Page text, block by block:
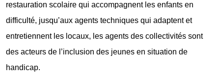
restauration scolaire qui accompagnent les enfants en
difficulté, jusqu’aux agents techniques qui adaptent et
entretiennent les locaux, les agents des collectivités sont
des acteurs de l’inclusion des jeunes en situation de
handicap.